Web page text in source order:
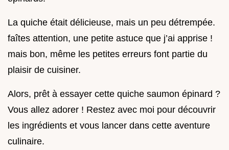
La quiche était délicieuse, mais un peu détrempée.
faîtes attention, une petite astuce que j’ai apprise !
mais bon, même les petites erreurs font partie du
plaisir de cuisiner.
Alors, prêt à essayer cette quiche saumon épinard ?
Vous allez adorer ! Restez avec moi pour découvrir
les ingrédients et vous lancer dans cette aventure
culinaire.